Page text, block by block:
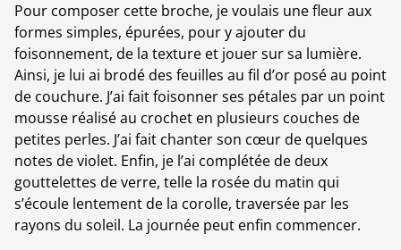
Pour composer cette broche, je voulais une fleur aux
formes simples, épurées, pour y ajouter du
foisonnement, de la texture et jouer sur sa lumière.
Ainsi, je lui ai brodé des feuilles au fil d’or posé au point
de couchure. J’ai fait foisonner ses pétales par un point
mousse réalisé au crochet en plusieurs couches de
petites perles. J’ai fait chanter son cœur de quelques
notes de violet. Enfin, je l’ai complétée de deux
gouttelettes de verre, telle la rosée du matin qui
s’écoule lentement de la corolle, traversée par les
rayons du soleil. La journée peut enfin commencer.